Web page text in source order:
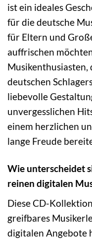
ist ein ideales
für die deutsche
für Eltern und
auffrischen
Musikenthusiasten,
deutschen
liebevolle
unvergesslichen
einem herzlichen
lange Freude
Wie unterscheidet
reinen digitalen
Diese CD-
greifbares
digitalen Angebote